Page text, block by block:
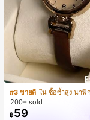
#3 ขายดี
200+ sold
฿59